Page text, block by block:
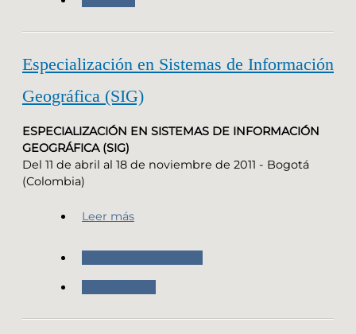
Especialización en Sistemas de Información
Geográfica (SIG)
ESPECIALIZACIÓN EN SISTEMAS DE INFORMACIÓN
GEOGRÁFICA (SIG)
Del 11 de abril al 18 de noviembre de 2011‏ - Bogotá
(Colombia)
Leer más